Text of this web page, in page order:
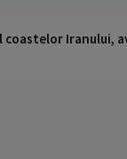
coastelor Iranului,